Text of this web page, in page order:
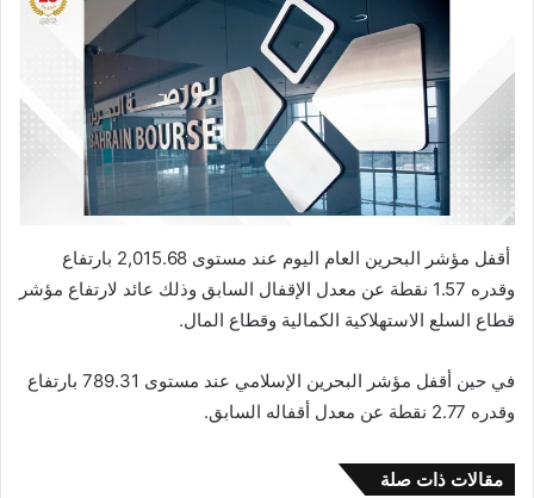
أقفل مؤشر البحرين العام اليوم عند مستوى 2,015.68 بارتفاع
وقدره 1.57 نقطة عن معدل الإقفال السابق وذلك عائد لارتفاع مؤشر
قطاع السلع الاستهلاكية الكمالية وقطاع المال.
في حين أقفل مؤشر البحرين الإسلامي عند مستوى 789.31 بارتفاع
وقدره 2.77 نقطة عن معدل أقفاله السابق.
مقالات ذات صلة